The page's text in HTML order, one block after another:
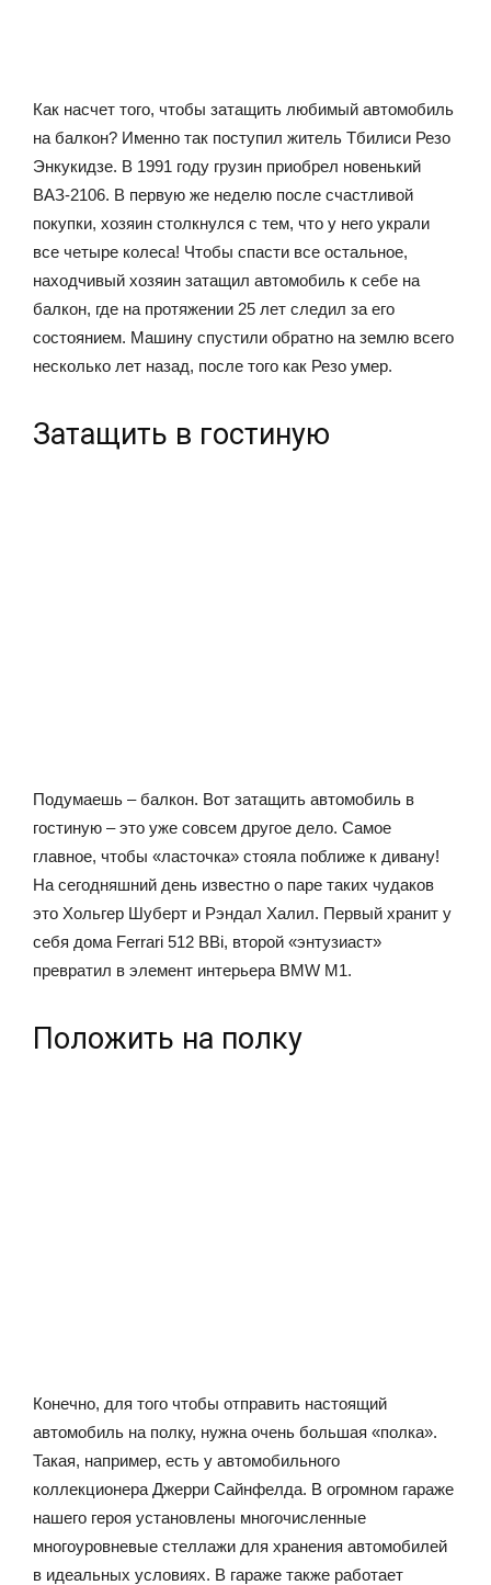
Как насчет того, чтобы затащить любимый автомобиль
на балкон? Именно так поступил житель Тбилиси Резо
Энку­кидзе. В 1991 году грузин приобрел новенький
ВАЗ-2106. В первую же неделю после счастливой
покупки, хозяин столкнулся с тем, что у него украли
все четыре колеса! Чтобы спасти все остальное,
находчивый хозяин затащил автомобиль к себе на
балкон, где на протяжении 25 лет следил за его
состоянием. Машину спустили обратно на землю всего
несколько лет назад, после того как Резо умер.
Затащить в гостиную
Подумаешь – балкон. Вот затащить автомобиль в
гостиную – это уже совсем другое дело. Самое
главное, чтобы «ласточка» стояла поближе к дивану!
На сегодняшний день известно о паре таких чудаков
это Хольгер Шуберт и Рэндал Халил. Первый хранит у
себя дома Ferrari 512 BBi, второй «энтузиаст»
превратил в элемент интерьера BMW M1.
Положить на полку
Конечно, для того чтобы отправить настоящий
автомобиль на полку, нужна очень большая «полка».
Такая, например, есть у автомобильного
коллекционера Джерри Сайнфелда. В огромном гараже
нашего героя установлены многочисленные
многоуровневые стеллажи для хранения автомобилей
в идеальных условиях. В гараже также работает